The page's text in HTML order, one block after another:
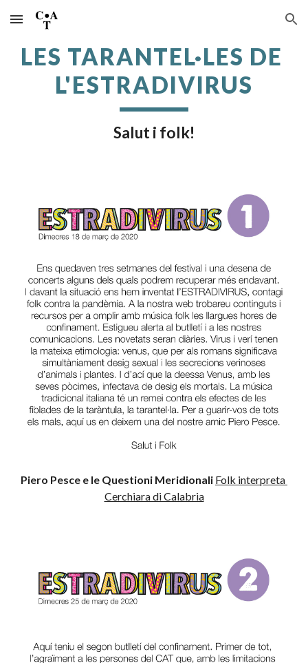
Skip to main content Skip to navigation
LES TARANTEL·LES DE
L'ESTRADIVIRUS
Salut i folk!
Piero Pesce e le Questioni Meridionali Folk interpreta
Cerchiara di Calabria